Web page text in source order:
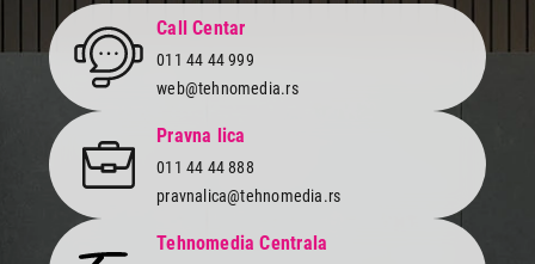
Call Centar
011 44 44 999
web@tehnomedia.rs
Pravna lica
011 44 44 888
pravnalica@tehnomedia.rs
Tehnomedia Centrala